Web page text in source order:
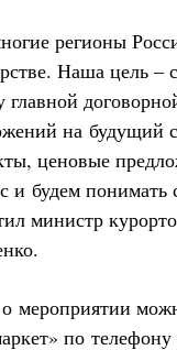
регионы
Наша цель –
на будущий
ценовые
будем понимать
министр
мероприятии
по